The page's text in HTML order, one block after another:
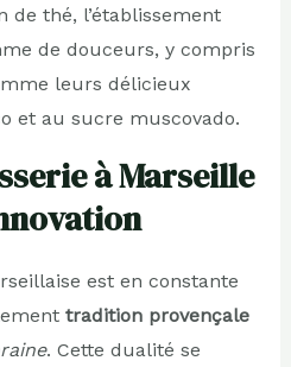
de thé, l’établissement
de douceurs, y compris
leurs délicieux
et au sucre muscovado.
à Marseille
est en constante
tradition provençale
. Cette dualité se